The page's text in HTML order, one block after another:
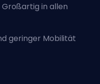
Großartig in allen
geringer Mobilität